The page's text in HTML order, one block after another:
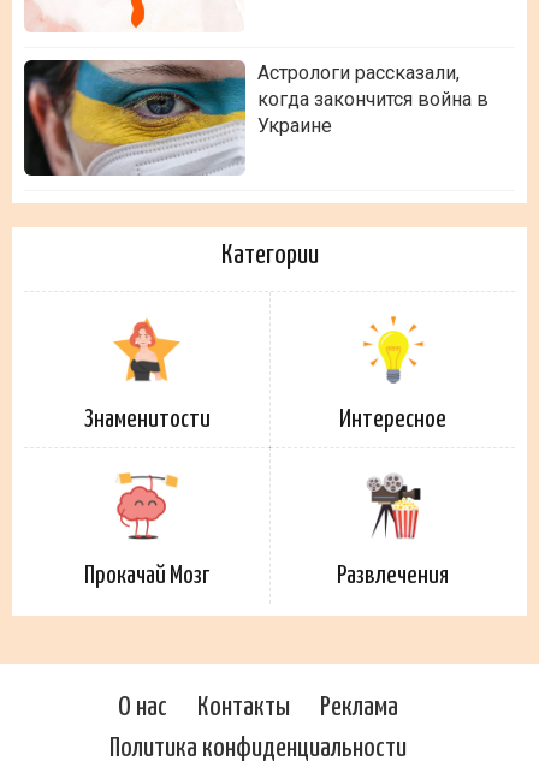
Астрологи рассказали,
когда закончится война в
Украине
Категории
Знаменитости Интересное
Прокачай Мозг Развлечения
О нас Контакты
Реклама
Политика конфиденциальности